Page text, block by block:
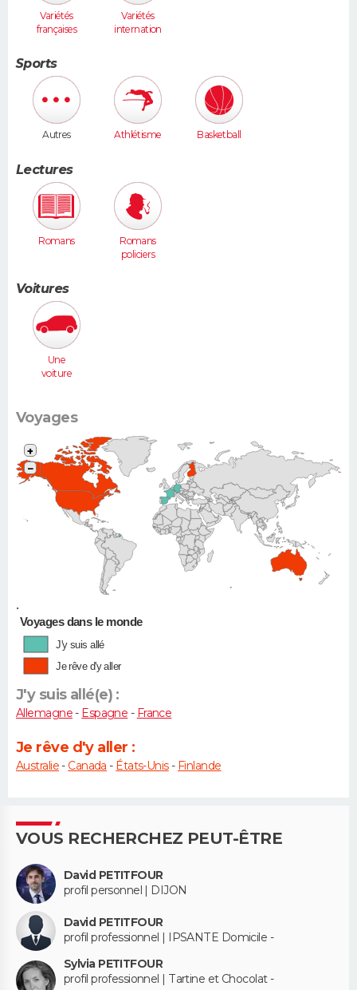
Variétés
françaises
Variétés
internation
Sports
Autres Athlétisme Basketball
Lectures
Romans
Romans
policiers
Voitures
Une
voiture
307...)
Voyages
•
+
−
Voyages dans le monde
J'y suis allé
Je rêve d'y aller
J'y suis allé(e) :
Allemagne- Espagne - France
Je rêve d'y aller :
Australie- Canada - États-Unis- Finlande
VOUS RECHERCHEZ PEUT-ÊTRE
David PETITFOUR
profil personnel | DIJON
David PETITFOUR
profil professionnel | IPSANTE Domicile -
Sylvia PETITFOUR
profil professionnel | Tartine et Chocolat -